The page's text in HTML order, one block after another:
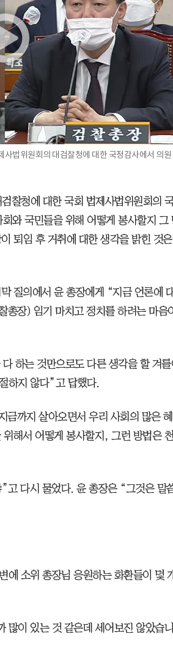
법위원회의 대검찰청에 대한 국정감사에서 의원
찰청에 대한 국회 법제사법위원회의
와 국민들을 위해 어떻게 봉사할지 그
퇴임 후 거취에 대한 생각을 밝힌 것은
질의에서 윤 총장에게 “지금 언론에
총장) 임기 마치고 정치를 하려는 마음
하는 것만으로도 다른 생각을 할 겨를
하지 않다”고 답했다.
까지 살아오면서 우리 사회의 많은
해서 어떻게 봉사할지, 그런 방법은
고 다시 물었다. 윤 총장은 “그것은 말
에 소위 총장님 응원하는 화환들이 몇
많이 있는 것 같은데 세어보진 않았습